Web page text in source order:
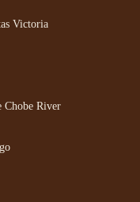
Victoria
Chobe River